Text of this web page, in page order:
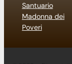
Santuario
Madonna dei
Poveri